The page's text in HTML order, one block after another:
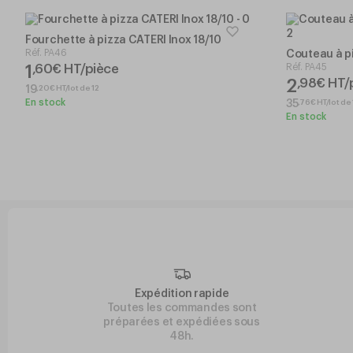
Fourchette à pizza CATERI Inox 18/10
Réf. PA46
1 ,60€ HT/pièce
19, 20€ HT/lot de 12
En stock
Couteau à
Réf. PA45
2,98€
35, 76€ HT/lot de
En stock
Expédition rapide
Toutes les commandes sont
préparées et expédiées sous
48h.